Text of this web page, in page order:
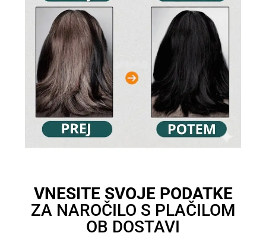
VNESITE SVOJE PODATKE
ZA NAROČILO S PLAČILOM
OB DOSTAVI